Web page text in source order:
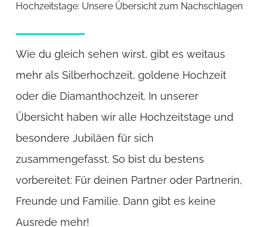
Hochzeitstage: Unsere Übersicht zum Nachschlagen
Wie du gleich sehen wirst, gibt es weitaus
mehr als Silberhochzeit, goldene Hochzeit
oder die Diamanthochzeit. In unserer
Übersicht haben wir alle Hochzeitstage und
besondere Jubiläen für sich
zusammengefasst. So bist du bestens
vorbereitet: Für deinen Partner oder Partnerin,
Freunde und Familie. Dann gibt es keine
Ausrede mehr!